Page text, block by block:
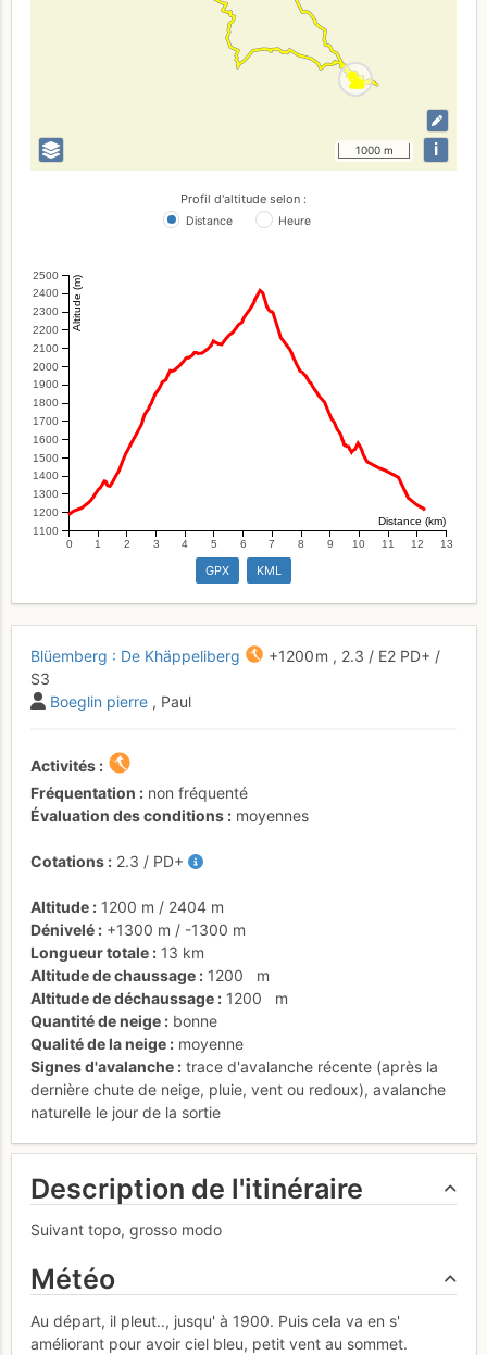
1000 m i
Profil d'altitude selon :
Distance Heure
1100
1200
1300
1400
1500
1600
1700
1800
1900
2000
2100
2200
2300
2400
2500 Altitude (m)
0 1 2 3 4 5 6 7 8 9 10 11 12 13
Distance (km)
GPX KML
Blüemberg : De Khäppeliberg +1200 m , 2.3 / E2 PD+ /
S3
Boeglin pierre , Paul
Activités
Fréquentation
non fréquenté
Évaluation des conditions
moyennes
Cotations 2.3 / PD+
Altitude 1200 m / 2404 m
Dénivelé
+1300 m / -1300 m
Longueur totale
13 km
Altitude de chaussage
1200
m
Altitude de déchaussage
1200
m
Quantité de neige
bonne
Qualité de la neige
moyenne
Signes d'avalanche
trace d'avalanche récente (après la
dernière chute de neige, pluie, vent ou redoux), avalanche
naturelle le jour de la sortie
Description de l'itinéraire
Suivant topo, grosso modo
Météo
Au départ, il pleut.., jusqu' à 1900. Puis cela va en s'
améliorant pour avoir ciel bleu, petit vent au sommet.